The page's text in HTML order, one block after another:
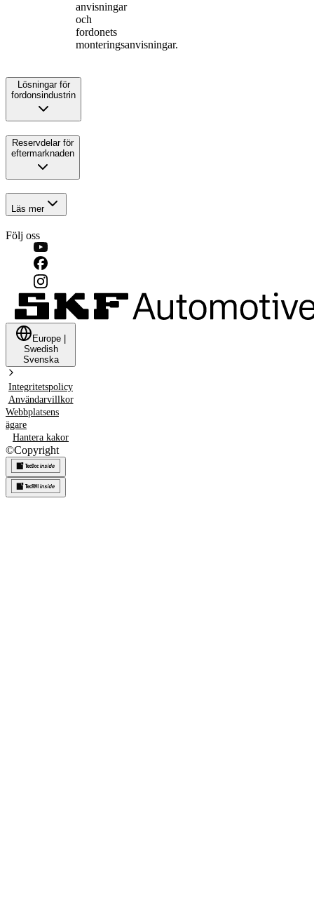
anvisningar
och
fordonets
monteringsanvisningar.
Lösningar för
fordonsindustrin
Reservdelar för
eftermarknaden
Läs mer
Följ oss
Europe
Swedish
Svenska
Integritetspolicy
Användarvillkor
Webbplatsens
ägare
Hantera kakor
©Copyright